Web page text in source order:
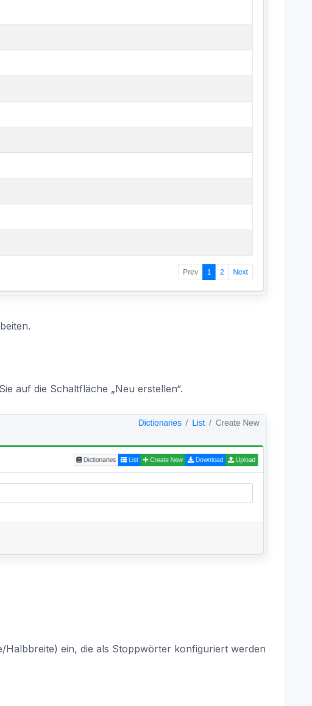
auf die Schaltfläche „Neu erstellen“.
Halbbreite) ein, die als Stoppwörter konfiguriert werden